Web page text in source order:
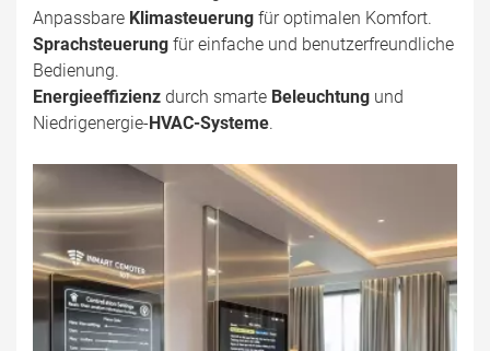
Anpassbare Klimasteuerung für optimalen Komfort.
Sprachsteuerung für einfache und benutzerfreundliche
Bedienung.
Energieeffizienz durch smarte Beleuchtung und
Niedrigenergie-HVAC-Systeme.